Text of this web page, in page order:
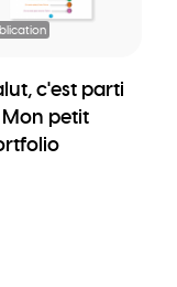
c'est parti
Mon petit